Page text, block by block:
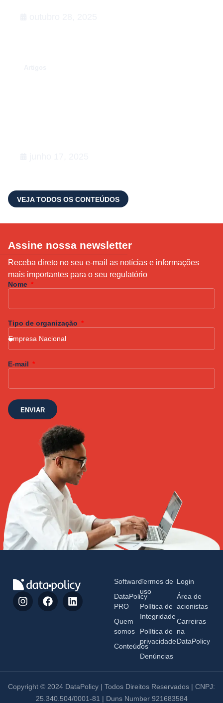
VEJA TODOS OS CONTEÚDOS
Assine nossa newsletter
Receba direto no seu e-mail as notícias e informações
mais importantes para o seu regulatório
Nome
Tipo de organização
E-mail
ENVIAR
Software
DataPolicy
PRO
Quem
somos
Conteúdos
Termos de
uso
Política de
Integridade
Política de
privacidade
Denúncias
Login
Área de
acionistas
Carreiras
na
DataPolicy
Copyright © 2024 DataPolicy | Todos Direitos Reservados | CNPJ:
25.340.504/0001-81 | Duns Number 921683584